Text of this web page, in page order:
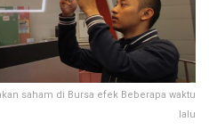
saham di Bursa efek Beberapa waktu
lalu